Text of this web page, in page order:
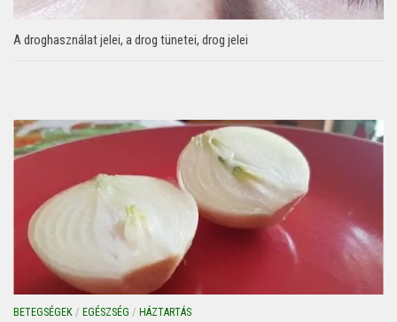
A droghasználat jelei, a drog tünetei, drog jelei
BETEGSÉGEK / EGÉSZSÉG / HÁZTARTÁS